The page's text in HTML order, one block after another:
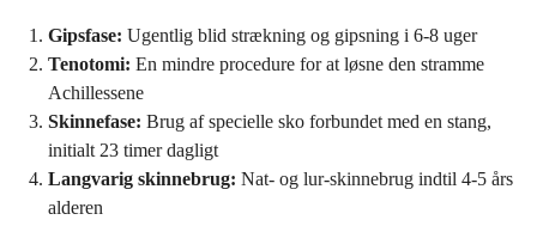
Gipsfase: Ugentlig blid strækning og gipsning i 6-8 uger
Tenotomi: En mindre procedure for at løsne den stramme
Achillessene
Skinnefase: Brug af specielle sko forbundet med en stang,
initialt 23 timer dagligt
Langvarig skinnebrug: Nat- og lur-skinnebrug indtil 4-5 års
alderen